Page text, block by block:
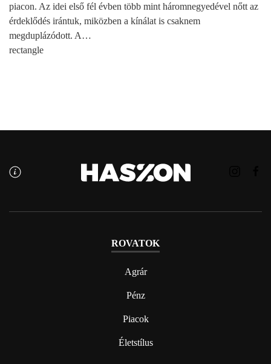
piacon. Az idei első fél évben több mint háromnegyedével nőtt az
érdeklődés irántuk, miközben a kínálat is csaknem
megduplázódott. A…
rectangle
ROVATOK
Agrár
Pénz
Piacok
Életstílus